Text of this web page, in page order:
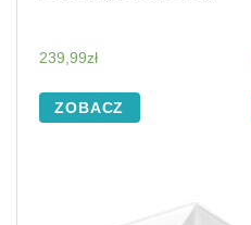
239,99zł
ZOBACZ